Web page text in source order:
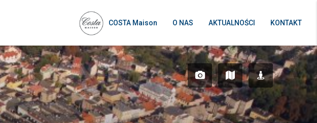
COSTA Maison O NAS AKTUALNOŚCI KONTAKT